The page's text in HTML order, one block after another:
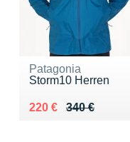
Patagonia
Storm10 Herren
340 €
Au lieu de 340 €
220 €
Vendu 220 €